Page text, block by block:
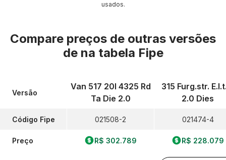
usados.
Compare preços de outras versões
de na tabela Fipe
Versão
Código Fipe
Preço
Van 517 20l 4325 Rd
Ta Die 2.0
021508-2
R$ 302.789
315 Furg.str.
2.0 Dies
021474-4
R$ 228.079